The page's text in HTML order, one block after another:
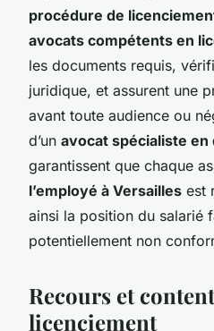
procédure de
avocats compétents en
les documents requis,
juridique, et assurent une
avant toute audience ou
d’un avocat spécialiste
garantissent que chaque
l’employé à Versailles est
ainsi la position du salarié
potentiellement non
Recours et
licenciement